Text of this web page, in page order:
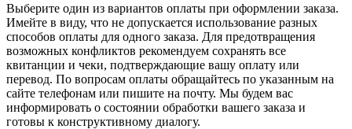
Выберите один из вариантов оплаты при оформлении заказа.
Имейте в виду, что не допускается использование разных
способов оплаты для одного заказа. Для предотвращения
возможных конфликтов рекомендуем сохранять все
квитанции и чеки, подтверждающие вашу оплату или
перевод. По вопросам оплаты обращайтесь по указанным на
сайте телефонам или пишите на почту. Мы будем вас
информировать о состоянии обработки вашего заказа и
готовы к конструктивному диалогу.